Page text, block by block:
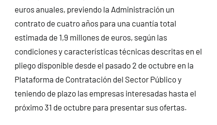
euros anuales, previendo la Administración un
contrato de cuatro años para una cuantía total
estimada de 1,9 millones de euros, según las
condiciones y características técnicas descritas en el
pliego disponible desde el pasado 2 de octubre en la
Plataforma de Contratación del Sector Público y
teniendo de plazo las empresas interesadas hasta el
próximo 31 de octubre para presentar sus ofertas.